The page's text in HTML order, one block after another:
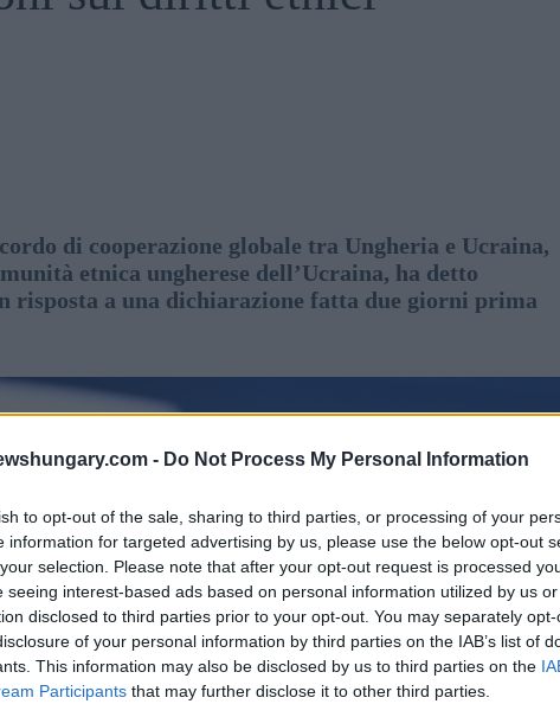
- Do Not Process My Personal Information
to opt-out of the sale, sharing to third parties, or processing of your
information for targeted advertising by us, please use the below opt-out
selection. Please note that after your opt-out request is processed
seeing interest-based ads based on personal information utilized by us
disclosed to third parties prior to your opt-out. You may separately
of your personal information by third parties on the IAB’s list of
This information may also be disclosed by us to third parties on the
Participants that may further disclose it to other third parties.
di cooperazione globale tra Ungheria e Ucraina,
etnica ungherese dell’Ucraina, ha detto
risposta a una dichiarazione fatta due giorni prima